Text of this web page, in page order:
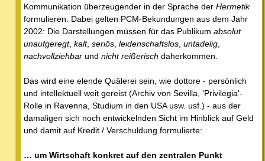
Kommunikation überzeugender in der Sprache der Hermetik
formulieren. Dabei gelten PCM-Bekundungen aus dem Jahr
2002: Die Darstellungen müssen für das Publikum absolut
unaufgeregt, kalt, seriös leidenschaftslos untadelig
nachvollziehbar und nicht reißerisch daherkommen.
Das wird eine elende Quälerei sein, wie dottore - persönlich
und intellektuell weit gereist (Archiv von Sevilla, 'Privilegia'-
Rolle in Ravenna, Studium in den USA usw. usf.) - aus der
damaligen sich noch entwickelnden Sicht im Hinblick auf Geld
und damit auf Kredit / Verschuldung formulierte:
… um Wirtschaft konkret auf den zentralen Punkt